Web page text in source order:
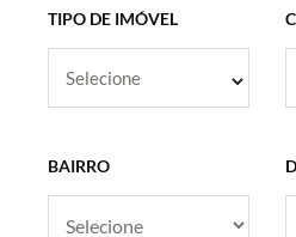
TIPO DE IMÓVEL
Selecione
BAIRRO